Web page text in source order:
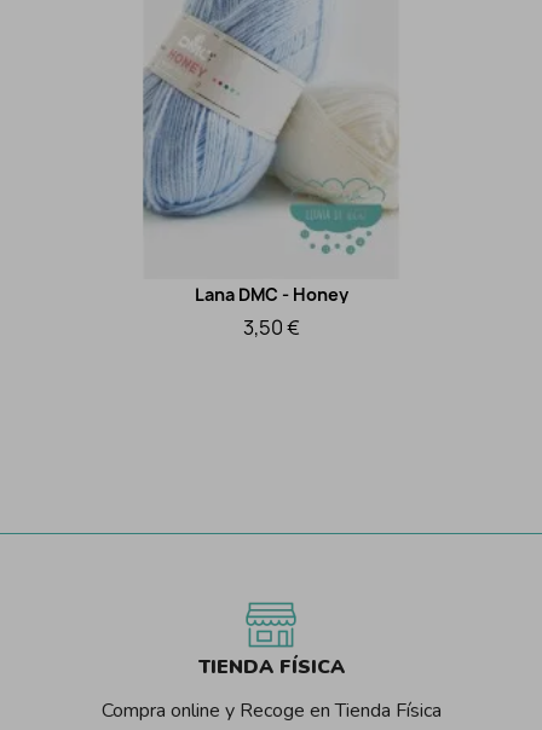
Vista rápida
Lana DMC - Honey
3,50 €
TIENDA FÍSICA
Compra online y Recoge en Tienda Física